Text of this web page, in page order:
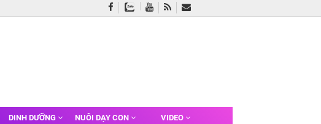
DINH DƯỠNG NUÔI DẠY CON VIDEO